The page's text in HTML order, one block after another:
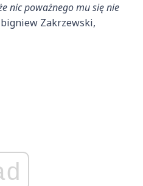
nic poważnego mu się nie
Zakrzewski,